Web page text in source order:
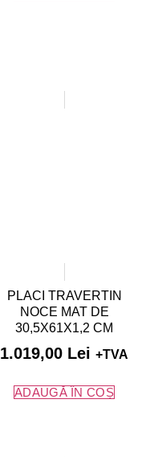
PLACI TRAVERTIN
NOCE MAT DE
30,5X61X1,2 CM
1.019,00 Lei +TVA
ADAUGĂ ÎN COȘ